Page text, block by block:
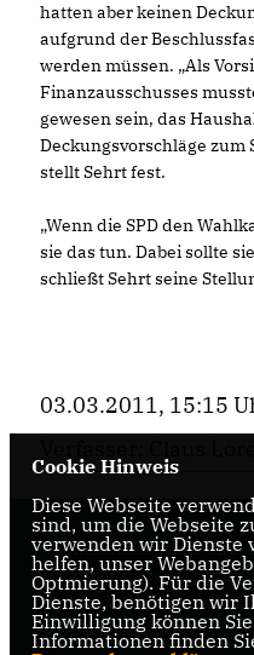
hatten aber keinen
aufgrund der
werden müssen. „Als
Finanzausschusses
gewesen sein, das
Deckungsvorschläge zum
stellt Sehrt fest.
Wenn die SPD den
sie das tun. Dabei sollte
schließt Sehrt seine
03.03.2011, 15:15
Internetseite der
Braunschweig, mit
um die
Niedersachsens.
Cookie Hinweis
Diese Webseite
sind, um die Webseite
verwenden wir Dienste
helfen, unser
Optmierung). Für die
Dienste, benötigen wir
Einwilligung können
Informationen finden